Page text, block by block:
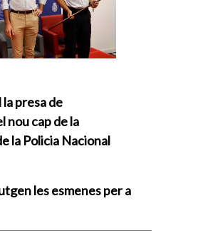
presa de
nou cap de la
la Policia Nacional
les esmenes per a